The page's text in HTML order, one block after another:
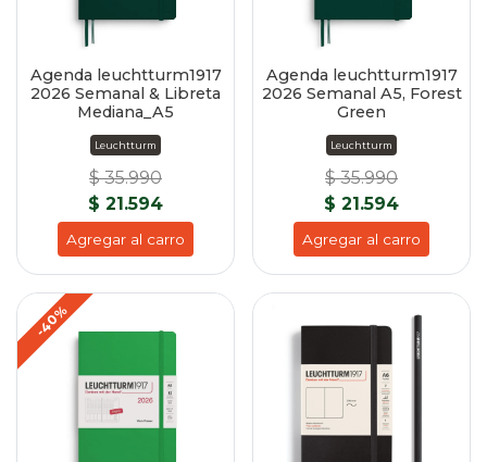
Agenda leuchtturm1917
2026 Semanal & Libreta
Mediana_A5
Leuchtturm
$ 35.990
$ 21.594
Agregar al carro
Agenda leuchtturm1917
2026 Semanal A5, Forest
Green
Leuchtturm
$ 35.990
$ 21.594
Agregar al carro
-40%